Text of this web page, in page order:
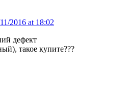
2016 at 18:02
дефект
такое купите???